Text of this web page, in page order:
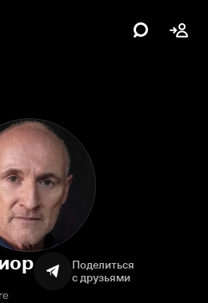
Поделиться
с друзьями